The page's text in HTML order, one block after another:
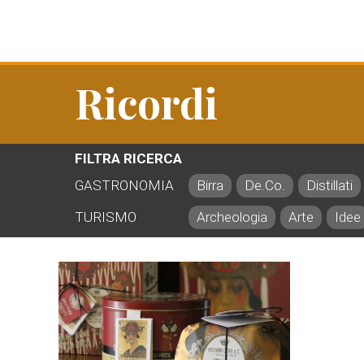
Ricordi
FILTRA RICERCA
GASTRONOMIA
Birra De.Co.
Distillati
TURISMO
Archeologia Arte Idee